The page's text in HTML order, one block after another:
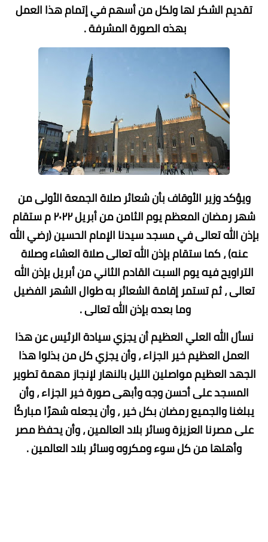
تقديم الشكر لها ولكل من أسهم في إتمام هذا العمل
بهذه الصورة المشرفة .
ويؤكد وزير الأوقاف بأن شعائر صلاة الجمعة الأولى من
شهر رمضان المعظم يوم الثامن من أبريل ٢٠٢٢ م ستقام
بإذن الله تعالى في مسجد سيدنا الإمام الحسين (رضي الله
عنه) ، كما ستقام بإذن الله تعالى صلاة العشاء وصلاة
التراويح فيه يوم السبت القادم الثاني من أبريل بإذن الله
تعالى ، ثم تستمر إقامة الشعائر به طوال الشهر الفضيل
وما بعده بإذن الله تعالى .
نسأل الله العلي العظيم أن يجزي سيادة الرئيس عن هذا
العمل العظيم خير الجزاء ، وأن يجزي كل من بذلوا هذا
الجهد العظيم مواصلين الليل بالنهار لإنجاز مهمة تطوير
المسجد على أحسن وجه وأبهى صورة خير الجزاء ، وأن
يبلغنا والجميع رمضان بكل خير ، وأن يجعله شهرًا مباركًا
على مصرنا العزيزة وسائر بلاد العالمين ، وأن يحفظ مصر
وأهلها من كل سوء ومكروه وسائر بلاد العالمين .